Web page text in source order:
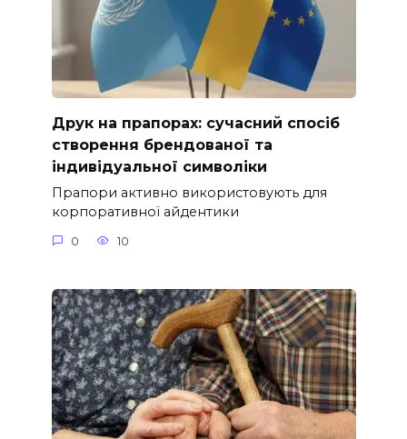
Друк на прапорах: сучасний спосіб
створення брендованої та
індивідуальної символіки
Прапори активно використовують для
корпоративної айдентики
0 10